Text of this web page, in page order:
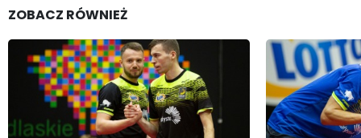
ZOBACZ RÓWNIEŻ